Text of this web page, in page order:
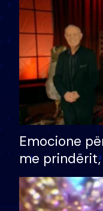
të fituar
Emocione
me prindërit,
divorci apo